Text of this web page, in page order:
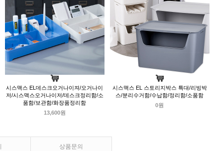
시스맥스 EL데스크오거나이져/오거나이
저/시스맥스오거나이저/데스크정리함/소
품함/보관함/화장품정리함
13,600원
시스맥스 EL 스토리지박스 특대/리빙박
스/분리수거함/수납함/정리함/소품함
0원
상품문의